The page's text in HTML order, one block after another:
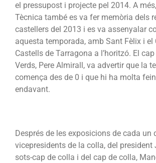
el pressupost i projecte pel 2014. A
Tècnica també es va fer memòria dels
castellers del 2013 i es va assenyalar
aquesta temporada, amb Sant Fèlix i el
Castells de Tarragona a l’horitzó. El
Verds, Pere Almirall, va advertir que la
comença des de 0 i que hi ha molta
endavant.
Després de les exposicions de cada un
vicepresidents de la colla, del president
sots-cap de colla i del cap de colla,